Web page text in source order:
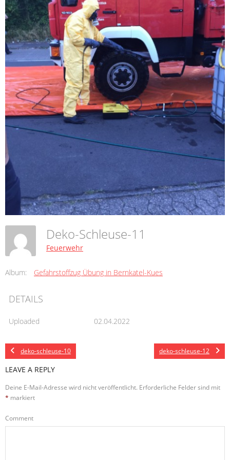
Deko-Schleuse-11
Feuerwehr
Album: Gefahrstoffzug Übung in Bernkatel-Kues
DETAILS
Uploaded 02.04.2022
deko-schleuse-10 deko-schleuse-12
LEAVE A REPLY
Deine E-Mail-Adresse wird nicht veröffentlicht. Erforderliche Felder sind mit
* markiert
Comment